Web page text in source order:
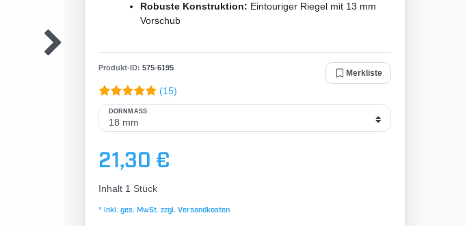
Robuste Konstruktion: Eintouriger Riegel mit 13 mm
Vorschub
Produkt-ID: 575-6195
Merkliste
(15)
DORNMASS
21,30 €
Inhalt 1 Stück
* inkl. ges. MwSt. zzgl. Versandkosten